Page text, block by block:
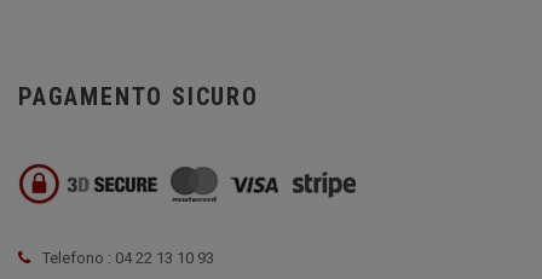
PAGAMENTO SICURO
Telefono : 04 22 13 10 93